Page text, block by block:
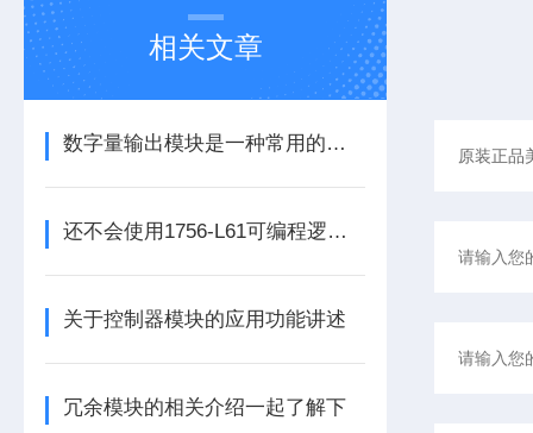
相关文章
数字量输出模块是一种常用的控制器设备
还不会使用1756-L61可编程逻辑控制器？进来看
关于控制器模块的应用功能讲述
冗余模块的相关介绍一起了解下